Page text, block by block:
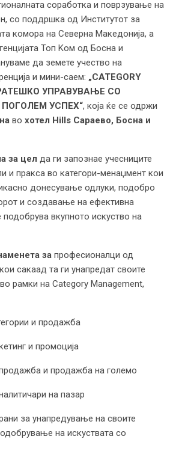
соработка и поврзување на
со поддршка од Институтот за
комора на Северна Македонија, а
Топ Kом од Босна и
да земете учество на
и мини-саем: „CATEGORY
УПРАВУВАЊЕ СО
УСПЕХ“, која ќе се одржи
во хотел Hills Сараево, Босна и
за цел да ги запознае учесниците
и пракса во категори-менаџмент кои
донесување одлуки, подобро
и создавање на ефективна
вкупното искуство на
за професионалци од
сакаад та ги унапредат своите
рамки на Category Management,
и продажба
и промоција
и продажба на големо
на пазар
за унапредување на своите
на искуствата со